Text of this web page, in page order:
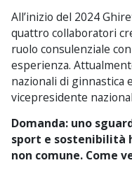
All’inizio del 2024
quattro collaboratori
ruolo consulenziale
esperienza.
nazionali di ginnastica
vicepresidente
Domanda: uno
sport e sostenibilità
non comune. Come